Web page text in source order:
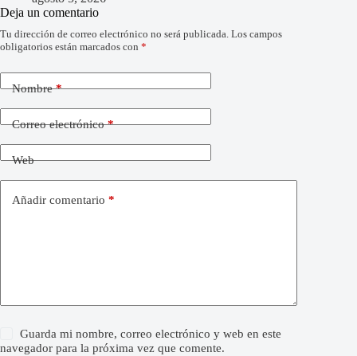
Deja un comentario
Tu dirección de correo electrónico no será publicada. Los campos
obligatorios están marcados con *
Nombre*
Correo electrónico*
Web
Añadir comentario *
Guarda mi nombre, correo electrónico y web en este
navegador para la próxima vez que comente.